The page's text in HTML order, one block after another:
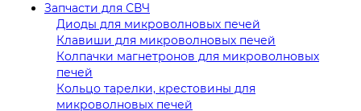
Запчасти для СВЧ
Диоды для микроволновых печей
Клавиши для микроволновых печей
Колпачки магнетронов для микроволновых
печей
Кольцо тарелки, крестовины для
микроволновых печей